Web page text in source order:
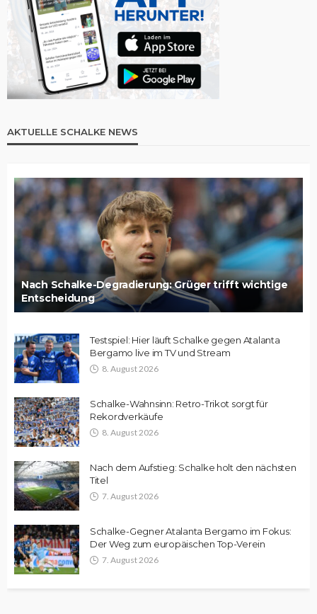
AKTUELLE SCHALKE NEWS
Nach Schalke-Degradierung: Grüger trifft wichtige
Entscheidung
Testspiel: Hier läuft Schalke gegen Atalanta
Bergamo live im TV und Stream
8. August 2026
Schalke-Wahnsinn: Retro-Trikot sorgt für
Rekordverkäufe
8. August 2026
Nach dem Aufstieg: Schalke holt den nächsten
Titel
7. August 2026
Schalke-Gegner Atalanta Bergamo im Fokus:
Der Weg zum europäischen Top-Verein
7. August 2026